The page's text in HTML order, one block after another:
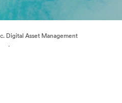
Digital Asset Management
·